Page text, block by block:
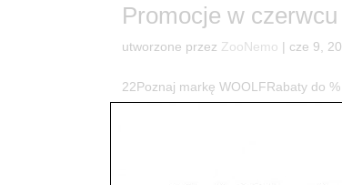
Promocje w
utworzone przez ZooNemo | cze 9,
22Poznaj markę WOOLFRabaty do
poznaj markę WOOLF dla psa i